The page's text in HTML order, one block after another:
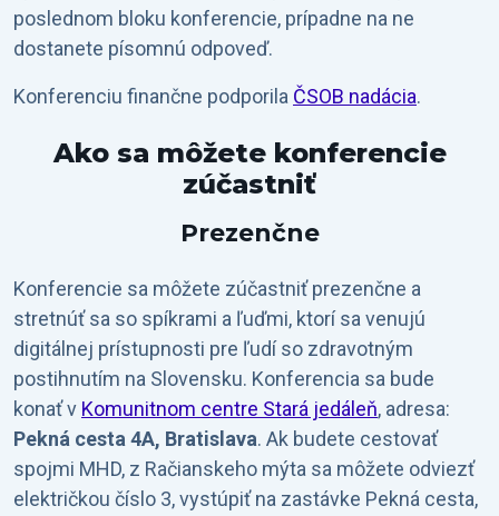
poslednom bloku konferencie, prípadne na ne
dostanete písomnú odpoveď.
Konferenciu finančne podporila ČSOB nadácia.
Ako sa môžete konferencie
zúčastniť
Prezenčne
Konferencie sa môžete zúčastniť prezenčne a
stretnúť sa so spíkrami a ľuďmi, ktorí sa venujú
digitálnej prístupnosti pre ľudí so zdravotným
postihnutím na Slovensku. Konferencia sa bude
konať v Komunitnom centre Stará jedáleň, adresa:
Pekná cesta 4A, Bratislava. Ak budete cestovať
spojmi MHD, z Račianskeho mýta sa môžete odviezť
električkou číslo 3, vystúpiť na zastávke Pekná cesta,